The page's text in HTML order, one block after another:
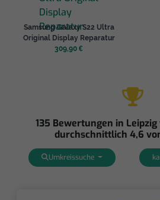
Shop
Samsung Galaxy S22 Ultra
Original Display Reparatur
309,90 €
135 Bewertungen in
durchschnittlich 4,6
Umkreissuche